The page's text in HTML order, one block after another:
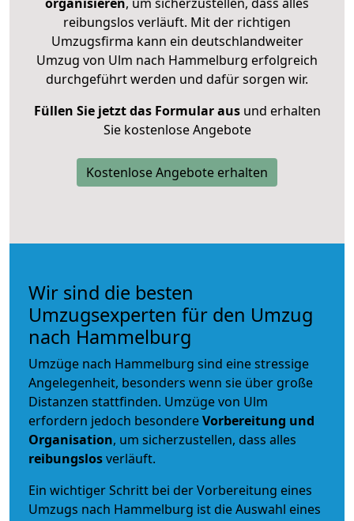
reibungslos verläuft. Mit der richtigen
Umzugsfirma kann ein deutschlandweiter
Umzug von Ulm nach Hammelburg erfolgreich
durchgeführt werden und dafür sorgen wir.
Füllen Sie jetzt das Formular ausund erhalten
Sie kostenlose Angebote
Kostenlose Angebote erhalten
Wir sind die besten
Umzugsexperten für den Umzug
nach Hammelburg
Umzüge nach Hammelburg sind eine stressige
Angelegenheit, besonders wenn sie über große
Distanzen stattfinden. Umzüge von Ulm
erfordern jedoch besondereVorbereitung und
Organisation, um sicherzustellen, dass alles
reibungslosverläuft.
Ein wichtiger Schritt bei der Vorbereitung eines
Umzugs nach Hammelburg ist die Auswahl eines